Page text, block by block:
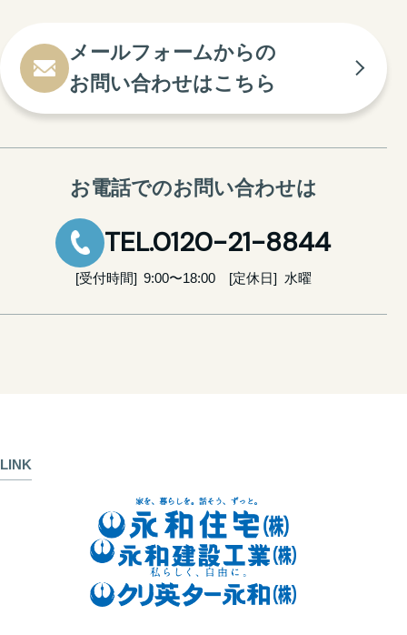
メールフォームからの
お問い合わせはこちら
お電話でのお問い合わせは
TEL.0120-21-8844
受付時間 9:00〜18:00 定休日 水曜
LINK